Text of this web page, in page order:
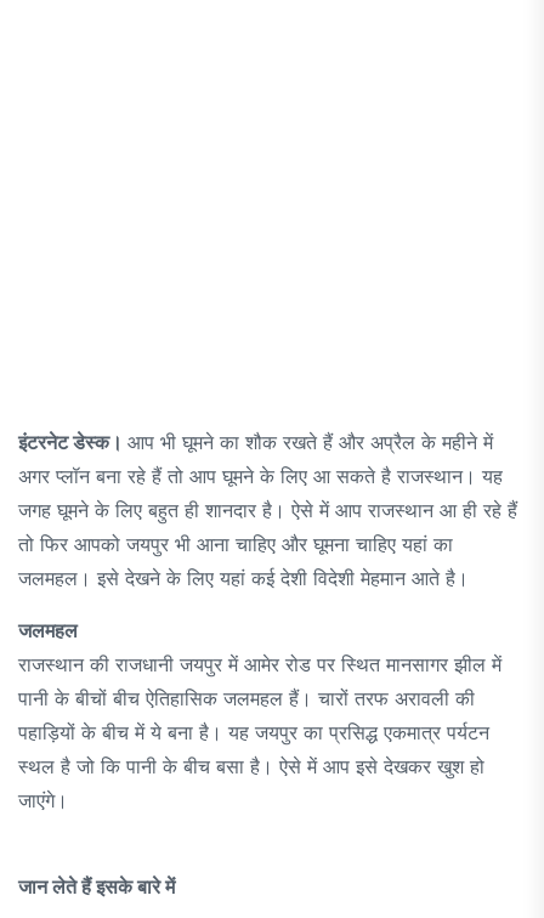
इंटरनेट डेस्क। आप भी घूमने का शौक रखते हैं और अप्रैल के महीने में
अगर प्लॉन बना रहे हैं तो आप घूमने के लिए आ सकते है राजस्थान। यह
जगह घूमने के लिए बहुत ही शानदार है। ऐसे में आप राजस्थान आ ही रहे हैं
तो फिर आपको जयपुर भी आना चाहिए और घूमना चाहिए यहां का
जलमहल। इसे देखने के लिए यहां कई देशी विदेशी मेहमान आते है।
जलमहल
राजस्थान की राजधानी जयपुर में आमेर रोड पर स्थित मानसागर झील में
पानी के बीचों बीच ऐतिहासिक जलमहल हैं। चारों तरफ अरावली की
पहाड़ियों के बीच में ये बना है। यह जयपुर का प्रसिद्ध एकमात्र पर्यटन
स्थल है जो कि पानी के बीच बसा है। ऐसे में आप इसे देखकर खुश हो
जाएंगे।
जान लेते हैं इसके बारे में